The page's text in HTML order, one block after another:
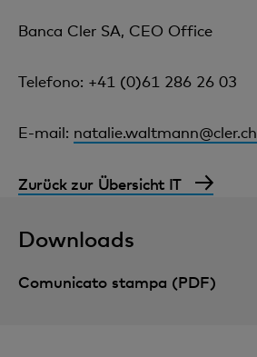
Banca Cler SA, CEO Office
Telefono: +41 (0)61 286 26 03
E-mail: natalie.waltmann@cler.ch
Zurück zur Übersicht IT
Downloads
Comunicato stampa (PDF)